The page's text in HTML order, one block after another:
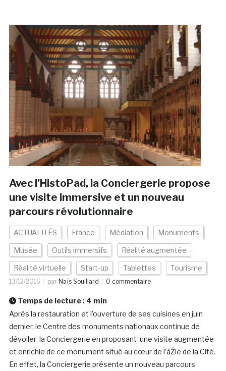
Avec l’HistoPad, la Conciergerie propose
une visite immersive et un nouveau
parcours révolutionnaire
ACTUALITÉS France Médiation Monuments
Musée Outils immersifs Réalité augmentée
Réalité virtuelle Start-up Tablettes Tourisme
13/12/2016 par Naïs Souillard 0 commentaire
Temps de lecture : 4 min
Après la restauration et l’ouverture de ses cuisines en juin
dernier, le Centre des monuments nationaux continue de
dévoiler la Conciergerie en proposant une visite augmentée
et enrichie de ce monument situé au cœur de l’àŽle de la Cité.
En effet, la Conciergerie présente un nouveau parcours